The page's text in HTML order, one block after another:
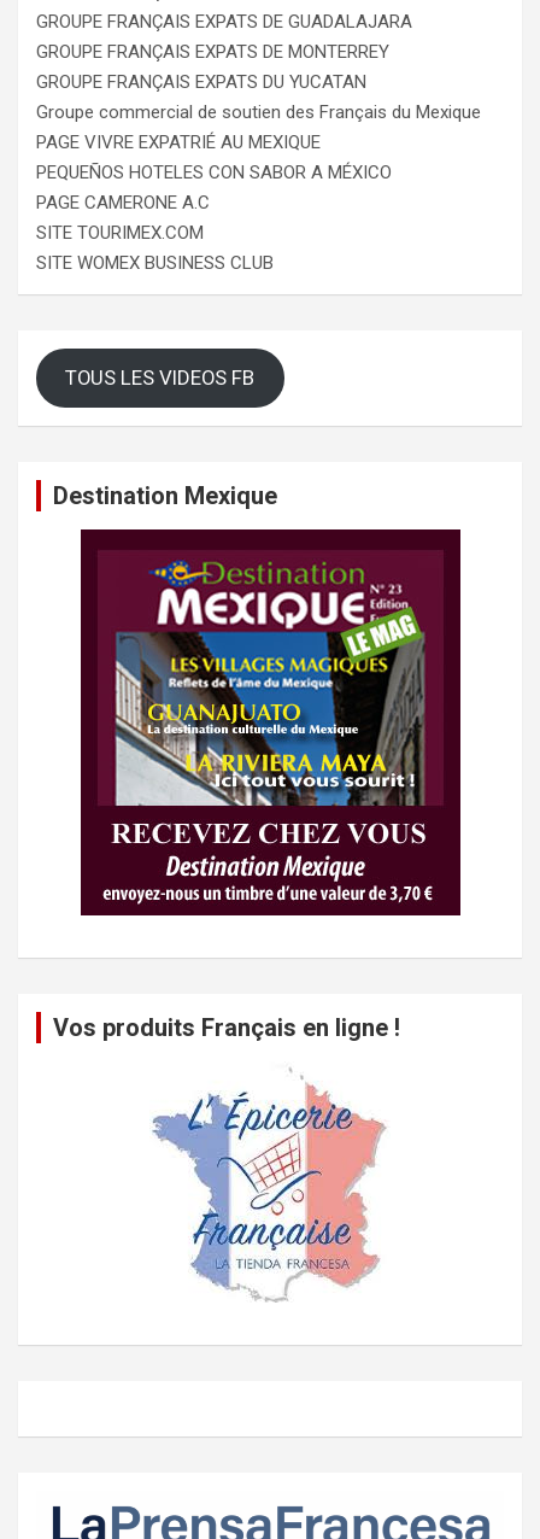
GROUPE FRANÇAIS EXPATS DE GUADALAJARA
GROUPE FRANÇAIS EXPATS DE MONTERREY
GROUPE FRANÇAIS EXPATS DU YUCATAN
Groupe commercial de soutien des Français du Mexique
PAGE VIVRE EXPATRIÉ AU MEXIQUE
PEQUEÑOS HOTELES CON SABOR A MÉXICO
PAGE CAMERONE A.C
SITE TOURIMEX.COM
SITE WOMEX BUSINESS CLUB
TOUS LES VIDEOS FB
Destination Mexique
Vos produits Français en ligne !